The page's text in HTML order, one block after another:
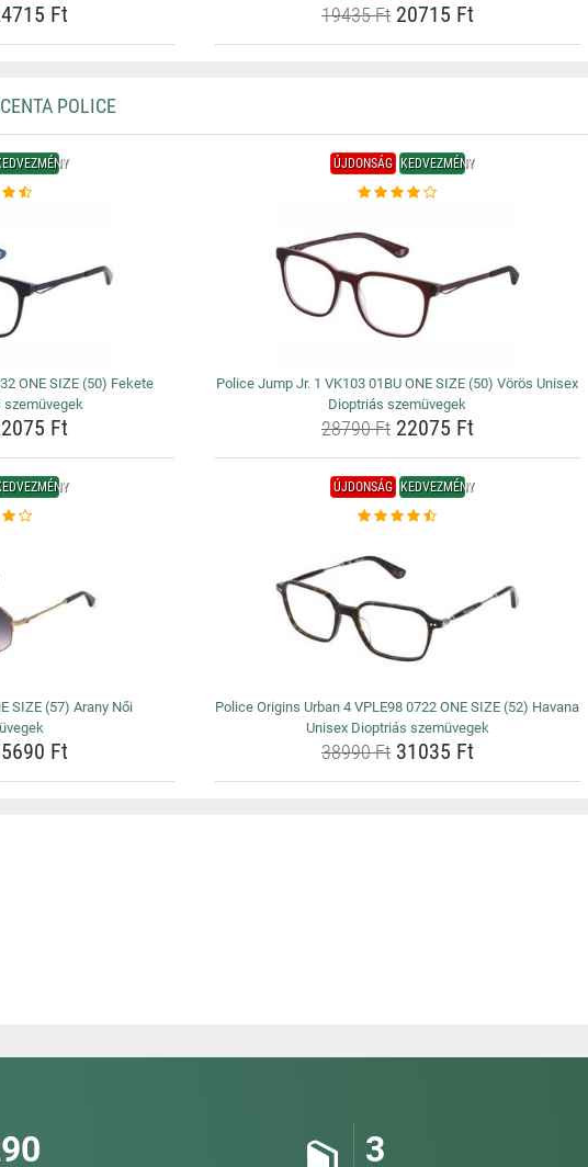
Ft 19435 Ft20715 Ft
POLICE
ONE SIZE (50) Fekete
szemüvegek
Ft
ÚJDONSÁG KEDVEZMÉNY
Police Jump Jr. 1 VK103 01BU ONE SIZE (50) Vörös Unisex
Dioptriás szemüvegek
28790 Ft22075 Ft
SIZE (57) Arany Női
Ft
ÚJDONSÁG KEDVEZMÉNY
Police Origins Urban 4 VPLE98 0722 ONE SIZE (52) Havana
Unisex Dioptriás szemüvegek
38990 Ft31035 Ft
3